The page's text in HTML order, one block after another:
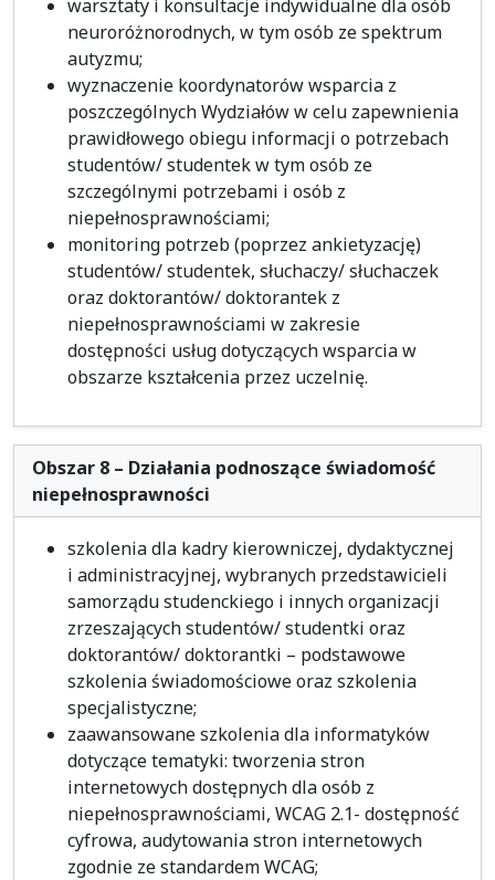
warsztaty i konsultacje indywidualne dla osób
neuroróżnorodnych, w tym osób ze spektrum
autyzmu;
wyznaczenie koordynatorów wsparcia z
poszczególnych Wydziałów w celu zapewnienia
prawidłowego obiegu informacji o potrzebach
studentów/ studentek w tym osób ze
szczególnymi potrzebami i osób z
niepełnosprawnościami;
monitoring potrzeb (poprzez ankietyzację)
studentów/ studentek, słuchaczy/ słuchaczek
oraz doktorantów/ doktorantek z
niepełnosprawnościami w zakresie
dostępności usług dotyczących wsparcia w
obszarze kształcenia przez uczelnię.
Obszar 8 – Działania podnoszące świadomość
niepełnosprawności
szkolenia dla kadry kierowniczej, dydaktycznej
i administracyjnej, wybranych przedstawicieli
samorządu studenckiego i innych organizacji
zrzeszających studentów/ studentki oraz
doktorantów/ doktorantki – podstawowe
szkolenia świadomościowe oraz szkolenia
specjalistyczne;
zaawansowane szkolenia dla informatyków
dotyczące tematyki: tworzenia stron
internetowych dostępnych dla osób z
niepełnosprawnościami, WCAG 2.1- dostępność
cyfrowa, audytowania stron internetowych
zgodnie ze standardem WCAG;